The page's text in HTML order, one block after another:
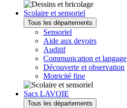
Scolaire et sensoriel
Tous les départements
Sensoriel
Aide aux devoirs
Auditif
Communication et langage
Découverte et observation
Motricité fine
Sacs LAVOIE
Tous les départements